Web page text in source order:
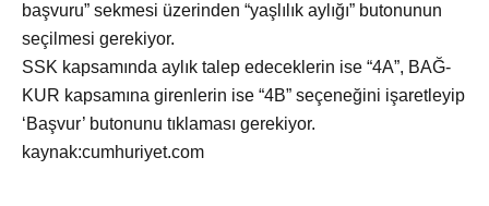
başvuru” sekmesi üzerinden “yaşlılık aylığı” butonunun
seçilmesi gerekiyor.
SSK kapsamında aylık talep edeceklerin ise “4A”, BAĞ-
KUR kapsamına girenlerin ise “4B” seçeneğini işaretleyip
‘Başvur’ butonunu tıklaması gerekiyor.
kaynak:cumhuriyet.com